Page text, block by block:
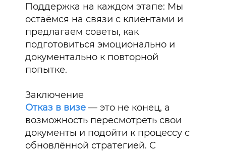
Поддержка на каждом этапе: Мы
остаёмся на связи с клиентами и
предлагаем советы, как
подготовиться эмоционально и
документально к повторной
попытке.
Заключение
Отказ в визе— это не конец, а
возможность пересмотреть свои
документы и подойти к процессу с
обновлённой стратегией. С